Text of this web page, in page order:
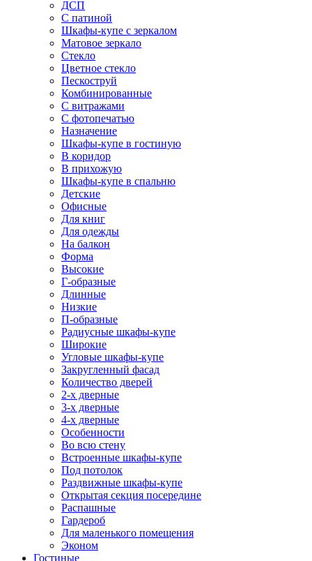
ДСП
С патиной
Шкафы-купе с зеркалом
Матовое зеркало
Стекло
Цветное стекло
Пескоструй
Комбинированные
С витражами
С фотопечатью
Назначение
Шкафы-купе в гостиную
В коридор
В прихожую
Шкафы-купе в спальню
Детские
Офисные
Для книг
Для одежды
На балкон
Форма
Высокие
Г-образные
Длинные
Низкие
П-образные
Радиусные шкафы-купе
Широкие
Угловые шкафы-купе
Закругленный фасад
Количество дверей
2-х дверные
3-х дверные
4-х дверные
Особенности
Во всю стену
Встроенные шкафы-купе
Под потолок
Раздвижные шкафы-купе
Открытая секция посередине
Распашные
Гардероб
Для маленького помещения
Эконом
Гостиные